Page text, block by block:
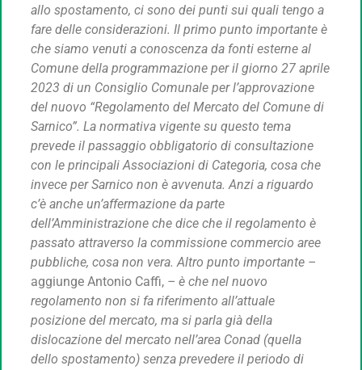
allo spostamento, ci sono dei punti sui quali tengo a
fare delle considerazioni. Il primo punto importante è
che siamo venuti a conoscenza da fonti esterne al
Comune della programmazione per il giorno 27 aprile
2023 di un Consiglio Comunale per l’approvazione
del nuovo “Regolamento del Mercato del Comune di
Sarnico”. La normativa vigente su questo tema
prevede il passaggio obbligatorio di consultazione
con le principali Associazioni di Categoria, cosa che
invece per Sarnico non è avvenuta. Anzi a riguardo
c’è anche un’affermazione da parte
dell’Amministrazione che dice che il regolamento è
passato attraverso la commissione commercio aree
pubbliche, cosa non vera. Altro punto importante –
aggiunge Antonio Caffi, – è che nel nuovo
regolamento non si fa riferimento all’attuale
posizione del mercato, ma si parla già della
dislocazione del mercato nell’area Conad (quella
dello spostamento) senza prevedere il periodo di